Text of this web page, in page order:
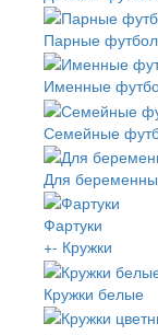
Парные
Именные
Семейные
Для
Фартуки
+- Кружки
Кружки белые